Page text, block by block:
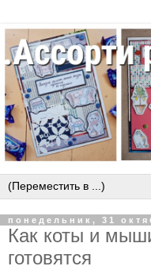
понедельник, 31
Как коты и
готовятся